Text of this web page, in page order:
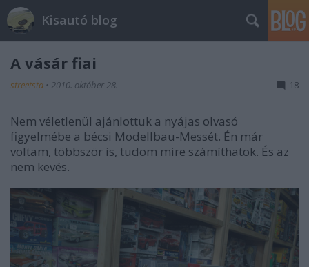
Kisautó blog
A vásár fiai
streetsta • 2010. október 28. 18
Nem véletlenül ajánlottuk a nyájas olvasó
figyelmébe a bécsi Modellbau-Messét. Én már
voltam, többször is, tudom mire számíthatok. És az
nem kevés.